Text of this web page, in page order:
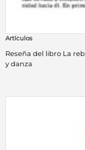
Artículos
Reseña del libro La
y danza